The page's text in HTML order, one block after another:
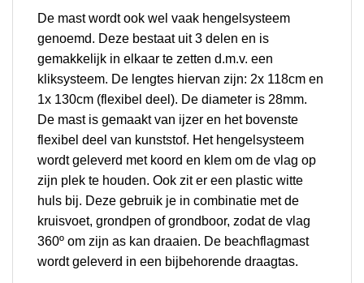
De mast wordt ook wel vaak hengelsysteem
genoemd. Deze bestaat uit 3 delen en is
gemakkelijk in elkaar te zetten d.m.v. een
kliksysteem. De lengtes hiervan zijn: 2x 118cm en
1x 130cm (flexibel deel). De diameter is 28mm.
De mast is gemaakt van ijzer en het bovenste
flexibel deel van kunststof. Het hengelsysteem
wordt geleverd met koord en klem om de vlag op
zijn plek te houden. Ook zit er een plastic witte
huls bij. Deze gebruik je in combinatie met de
kruisvoet, grondpen of grondboor, zodat de vlag
360º om zijn as kan draaien. De beachflagmast
wordt geleverd in een bijbehorende draagtas.